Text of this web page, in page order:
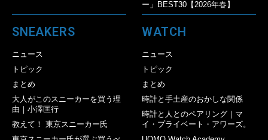
ー」BEST30【2026年春】
SNEAKERS
ニュース
トピック
まとめ
大人がこのスニーカーを買う理
由｜小澤匡行
教えて！ 東京スニーカー氏
WATCH
ニュース
トピック
まとめ
時計と手土産のおかしな関係
時計と人とのペアリング｜マ
イ・プライベート・アワーズ。